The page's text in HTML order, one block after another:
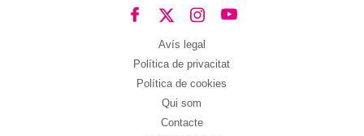
Avís legal
Política de privacitat
Política de cookies
Qui som
Contacte